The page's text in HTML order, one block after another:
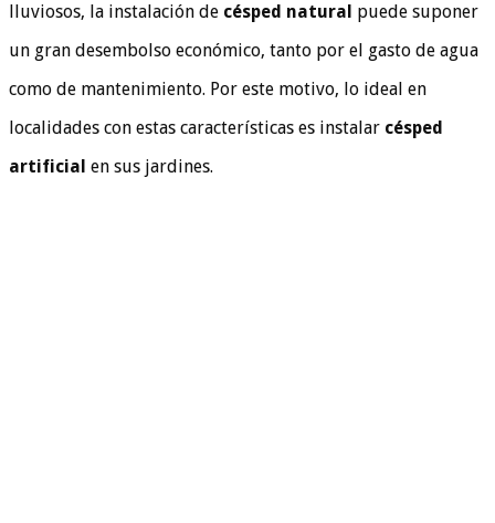
lluviosos, la instalación de césped natural puede suponer
un gran desembolso económico, tanto por el gasto de agua
como de mantenimiento. Por este motivo, lo ideal en
localidades con estas características es instalar césped
artificial en sus jardines.